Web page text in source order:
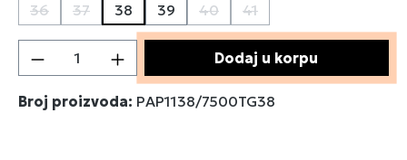
36
(Ova opcija trenutno nije dostupna.)
37
(Ova opcija trenutno nije dostupna.)
38 39 40
(Ova opcija trenutno nije
41
(Ova opcija trenutno
Količina proizvoda: Unesite željenu
Dodaj u korpu
Broj proizvoda: PAP1138/7500TG38